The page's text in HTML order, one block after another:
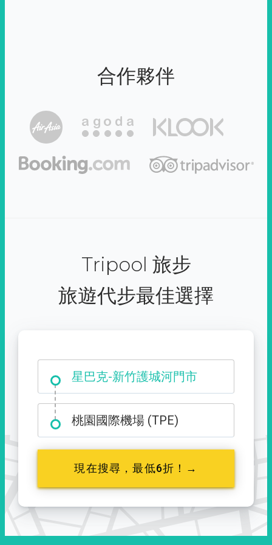
合作夥伴
Tripool 旅步
旅遊代步最佳選擇
星巴克-新竹護城河門市
大霸尖山登山口
桃園國際機場 (TPE)
現在搜尋，最低6折！→